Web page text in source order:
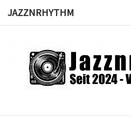
JAZZNRHYTHM